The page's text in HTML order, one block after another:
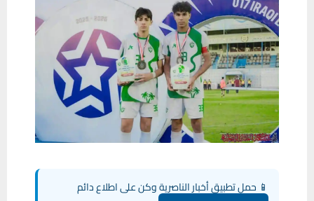
📱 حمل تطبيق أخبار الناصرية وكن على اطلاع دائم